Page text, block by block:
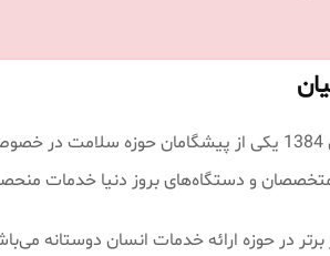
مرکز تصویربرداری پزشکی پارسیان، از سال 1384 یکی از
و دستگاه‌های بروز دنیا خدمات
برتر در حوزه ارائه خدمات انسان دوستانه